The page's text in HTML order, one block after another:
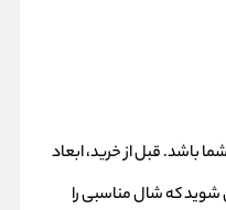
باشد. قبل از خرید، ابعاد
شوید که شال مناسبی را